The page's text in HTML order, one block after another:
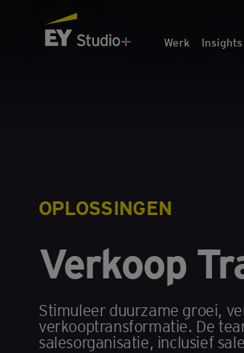
Werk Insights
OPLOSSINGEN
Verkoop
Stimuleer duurzame groei,
verkooptransformatie. De
salesorganisatie, inclusief